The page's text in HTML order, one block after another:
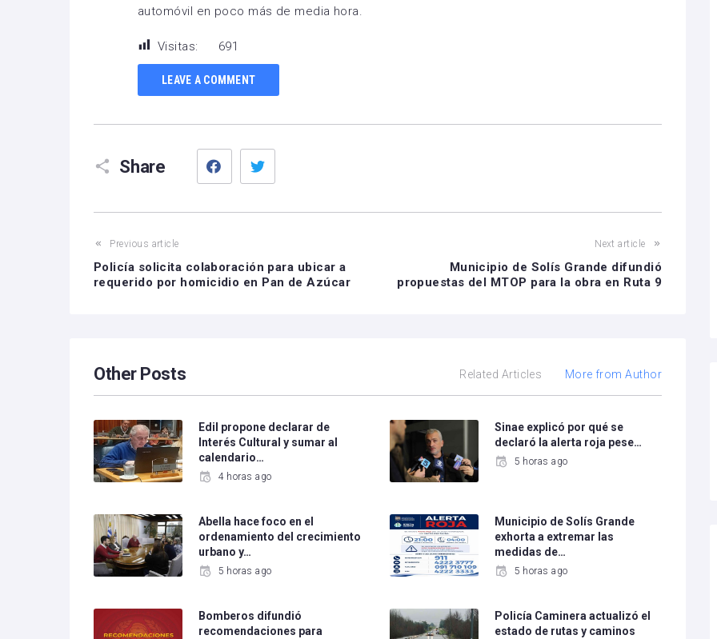
automóvil en poco más de media hora.
Visitas: 691
LEAVE A COMMENT
Share
Facebook
Previous article
Policía solicita colaboración para ubicar a
requerido por homicidio en Pan de Azúcar
Next article
Municipio de Solís Grande difundió
propuestas del MTOP para la obra en Ruta 9
Other Posts Related Articles More from Author
Edil propone declarar de
Interés Cultural y sumar al
calendario…
4 horas ago
Sinae explicó por qué se
declaró la alerta roja pese…
5 horas ago
Abella hace foco en el
ordenamiento del crecimiento
urbano y…
5 horas ago
Municipio de Solís Grande
exhorta a extremar las
medidas de…
5 horas ago
Bomberos difundió
recomendaciones para
Policía Caminera actualizó el
estado de rutas y caminos